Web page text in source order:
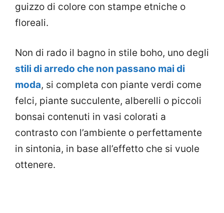
guizzo di colore con stampe etniche o
floreali.
Non di rado il bagno in stile boho, uno degli
stili di arredo che non passano mai di
moda, si completa con piante verdi come
felci, piante succulente, alberelli o piccoli
bonsai contenuti in vasi colorati a
contrasto con l’ambiente o perfettamente
in sintonia, in base all’effetto che si vuole
ottenere.